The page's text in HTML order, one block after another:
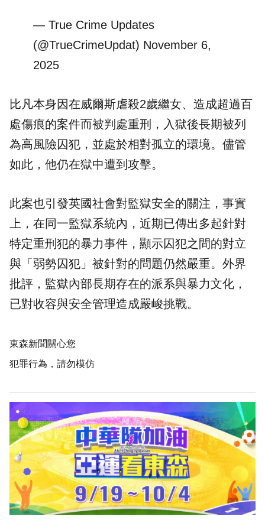
— True Crime Updates
(@TrueCrimeUpdat) November 6,
2025
比凡本身因在威爾斯虐殺2歲繼女、造成超過百
處傷痕的案件而被判處重刑，入獄後長期被列
為高風險囚犯，並處於相對孤立的環境。儘管
如此，他仍在獄中遭到攻擊。
此案也引發英國社會對監獄安全的關注，事實
上，在同一監獄系統內，近期已傳出多起針對
特定重刑犯的暴力事件，顯示囚犯之間的對立
與「弱勢囚犯」被針對的問題仍然嚴重。外界
批評，監獄內部長期存在的派系與暴力文化，
已對收容與安全管理造成嚴峻挑戰。
東森新聞關心您
犯罪行為，請勿模仿